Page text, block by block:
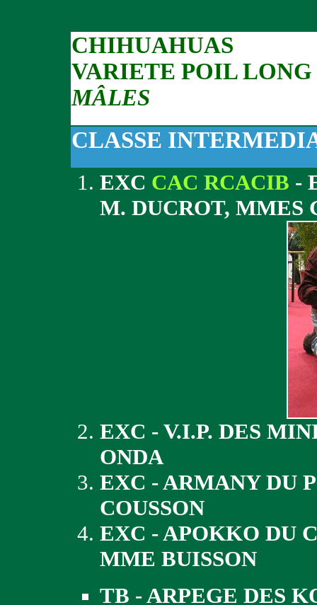
CHIHUAHUAS
VARIETE POIL LONG
MÂLES
CLASSE
EXC CAC RCACIB -
M. DUCROT,
EXC - V.I.P. DES
ONDA
EXC - ARMANY DU
COUSSON
EXC - APOKKO DU
MME BUISSON
TB - ARPEGE DES